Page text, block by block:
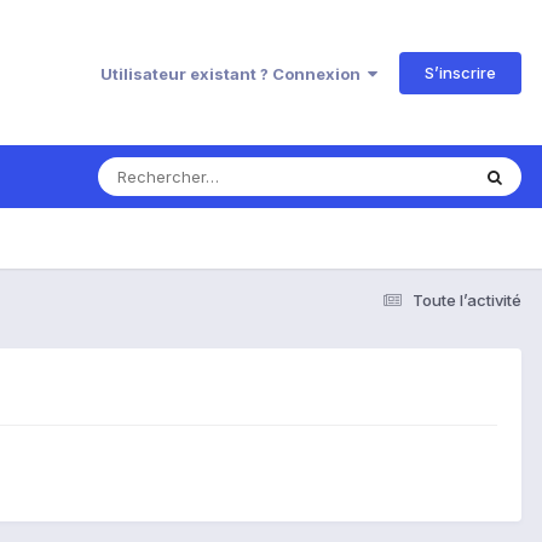
Utilisateur existant ? Connexion S’inscrire
Toute l’activité